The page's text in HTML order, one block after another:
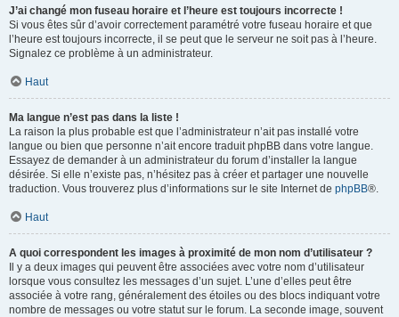
J’ai changé mon fuseau horaire et l’heure est toujours incorrecte !
Si vous êtes sûr d’avoir correctement paramétré votre fuseau horaire et que
l’heure est toujours incorrecte, il se peut que le serveur ne soit pas à l’heure.
Signalez ce problème à un administrateur.
Haut
Ma langue n’est pas dans la liste !
La raison la plus probable est que l’administrateur n’ait pas installé votre
langue ou bien que personne n’ait encore traduit phpBB dans votre langue.
Essayez de demander à un administrateur du forum d’installer la langue
désirée. Si elle n’existe pas, n’hésitez pas à créer et partager une nouvelle
traduction. Vous trouverez plus d’informations sur le site Internet de phpBB®.
Haut
A quoi correspondent les images à proximité de mon nom d’utilisateur ?
Il y a deux images qui peuvent être associées avec votre nom d’utilisateur
lorsque vous consultez les messages d’un sujet. L’une d’elles peut être
associée à votre rang, généralement des étoiles ou des blocs indiquant votre
nombre de messages ou votre statut sur le forum. La seconde image, souvent